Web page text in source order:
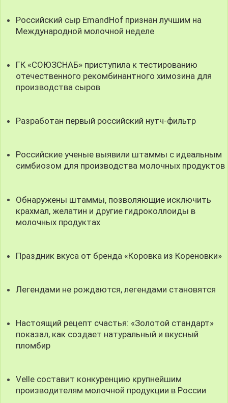
Российский сыр EmandHof признан лучшим на
Международной молочной неделе
ГК «СОЮЗСНАБ» приступила к тестированию
отечественного рекомбинантного химозина для
производства сыров
Разработан первый российский нутч-фильтр
Российские ученые выявили штаммы с идеальным
симбиозом для производства молочных продуктов
Обнаружены штаммы, позволяющие исключить
крахмал, желатин и другие гидроколлоиды в
молочных продуктах
Праздник вкуса от бренда «Коровка из Кореновки»
Легендами не рождаются, легендами становятся
Настоящий рецепт счастья: «Золотой стандарт»
показал, как создает натуральный и вкусный
пломбир
Velle составит конкуренцию крупнейшим
производителям молочной продукции в России